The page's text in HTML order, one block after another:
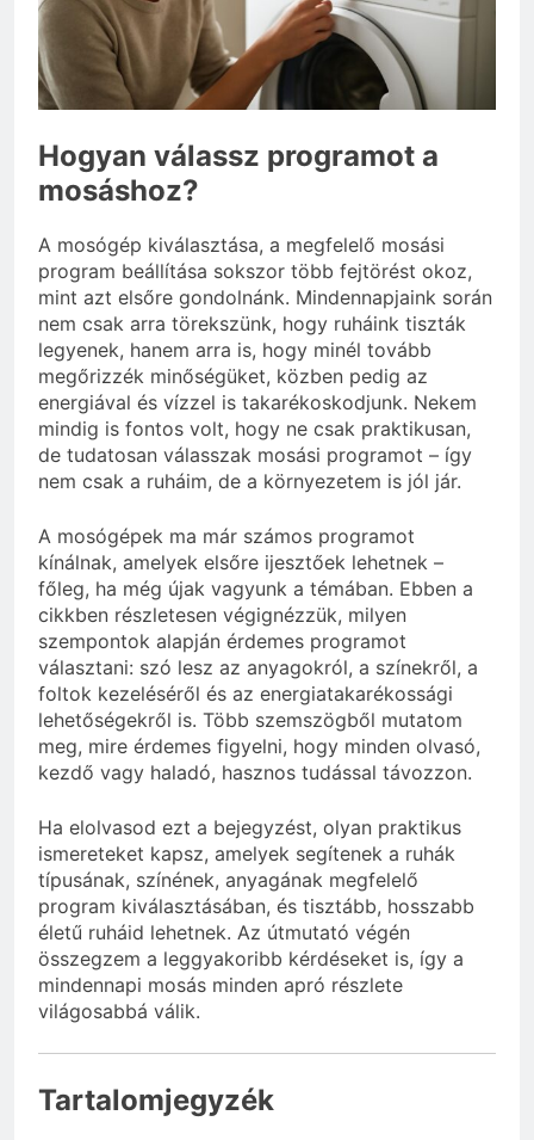
3 Nap Ezelőtt
Mennyi cement kell?
3 Nap Ezelőtt
Hogyan válassz programot a
mosáshoz?
A mosógép kiválasztása, a megfelelő mosási
program beállítása sokszor több fejtörést okoz,
mint azt elsőre gondolnánk. Mindennapjaink során
nem csak arra törekszünk, hogy ruháink tiszták
legyenek, hanem arra is, hogy minél tovább
megőrizzék minőségüket, közben pedig az
energiával és vízzel is takarékoskodjunk. Nekem
mindig is fontos volt, hogy ne csak praktikusan,
de tudatosan válasszak mosási programot – így
nem csak a ruháim, de a környezetem is jól jár.
A mosógépek ma már számos programot
kínálnak, amelyek elsőre ijesztőek lehetnek –
főleg, ha még újak vagyunk a témában. Ebben a
cikkben részletesen végignézzük, milyen
szempontok alapján érdemes programot
választani: szó lesz az anyagokról, a színekről, a
foltok kezeléséről és az energiatakarékossági
lehetőségekről is. Több szemszögből mutatom
meg, mire érdemes figyelni, hogy minden olvasó,
kezdő vagy haladó, hasznos tudással távozzon.
Ha elolvasod ezt a bejegyzést, olyan praktikus
ismereteket kapsz, amelyek segítenek a ruhák
típusának, színének, anyagának megfelelő
program kiválasztásában, és tisztább, hosszabb
életű ruháid lehetnek. Az útmutató végén
összegzem a leggyakoribb kérdéseket is, így a
mindennapi mosás minden apró részlete
világosabbá válik.
Tartalomjegyzék